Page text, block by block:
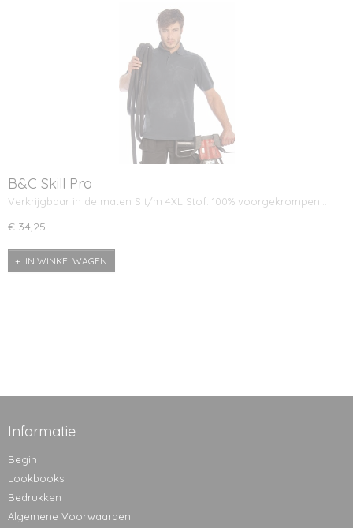
B&C Skill Pro
Verkrijgbaar in de maten S t/m 4XL Stof: 100% voorgekrompen…
€ 34,25
IN WINKELWAGEN
Informatie
Begin
Lookbooks
Bedrukken
Algemene Voorwaarden